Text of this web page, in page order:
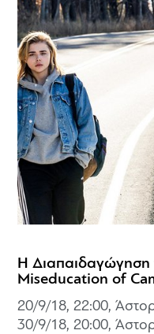
Η
Miseducation of
20/9/18, 22:00,
30/9/18, 20:00,